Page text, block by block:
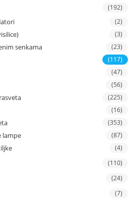
(192)
(2)
(3)
senkama (23)
(117)
(47)
(56)
(225)
(16)
(353)
lampe (87)
(4)
(110)
(24)
(7)